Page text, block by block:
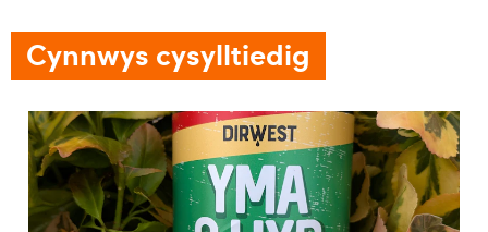
Cynnwys cysylltiedig